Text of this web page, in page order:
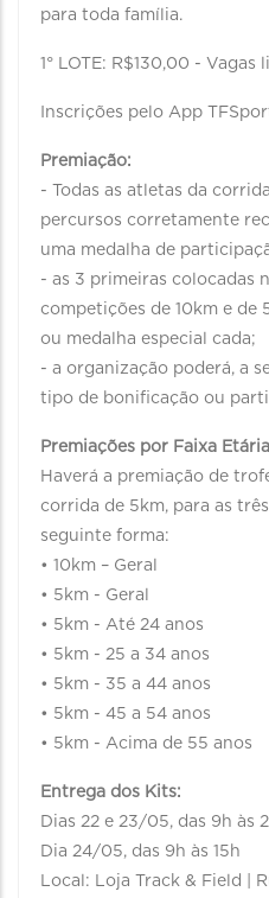
para toda família.
1° LOTE: R$130,00 - Vagas
Inscrições pelo App
Premiação:
- Todas as atletas da
percursos corretamente
uma medalha de
- as 3 primeiras colocadas
competições de 10km e de
ou medalha especial cada;
- a organização poderá, a
tipo de bonificação ou
Premiações por Faixa
Haverá a premiação de
corrida de 5km, para as
seguinte forma:
• 10km – Geral
• 5km - Geral
• 5km - Até 24 anos
• 5km - 25 a 34 anos
• 5km - 35 a 44 anos
• 5km - 45 a 54 anos
• 5km - Acima de 55 anos
Entrega dos Kits:
Dias 22 e 23/05, das 9h às
Dia 24/05, das 9h às 15h
Local: Loja Track & Field |